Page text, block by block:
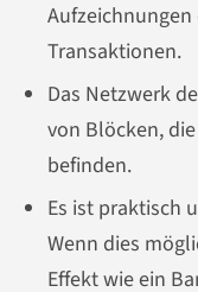
Transaktionen.
Das Netzwerk
von Blöcken,
befinden.
Es ist praktisch
Wenn dies
Effekt wie ein